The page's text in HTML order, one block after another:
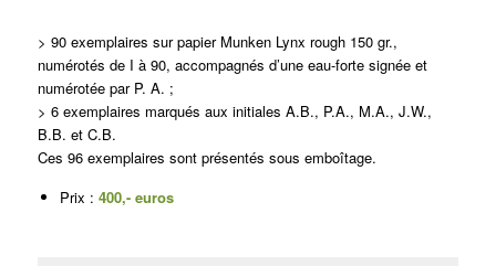
> 90 exemplaires sur papier Munken Lynx rough 150 gr.,
numérotés de I à 90, accompagnés d’une eau-forte signée et
numérotée par P. A. ;
> 6 exemplaires marqués aux initiales A.B., P.A., M.A., J.W.,
B.B. et C.B.
Ces 96 exemplaires sont présentés sous emboîtage.
Prix : 400,- euros